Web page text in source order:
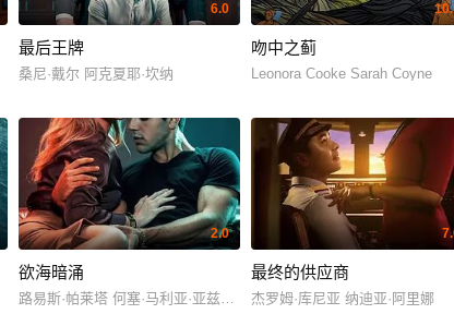
6.0
最后王牌
桑尼·戴尔 阿克夏耶·坎纳
吻中之蓟
Leonora Cooke Sarah Coyne
2.0
欲海暗涌
路易斯·帕莱塔 何塞·马利亚·亚兹皮克
最终的供应商
杰罗姆·库尼亚 纳迪亚·阿里娜